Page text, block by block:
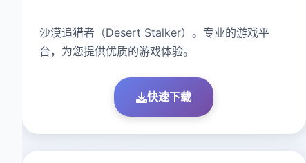
沙漠追猎者（Desert Stalker）。专业的游戏平
台，为您提供优质的游戏体验。
快速下载